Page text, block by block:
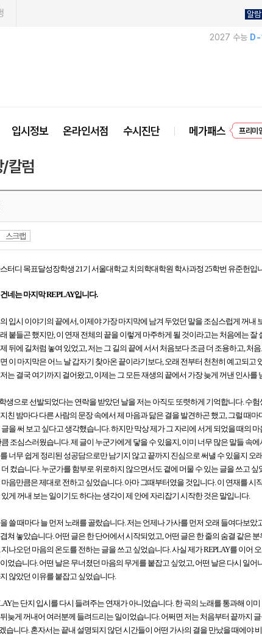
알
2027 수능
메가스터디
입시정보 온라인서점 수시진단 메가패스
/칼럼
스크랩
터디 목표달성장학생 21기 서울대학교 치의학대학원 학사과정 25학번 유준헌입
네는 마지막 REPLAY입니다.
입시 이야기의 끝에서, 이제야 가장 마지막에 남겨 두었던 말을 조심스럽게 꺼내
붙들곤 했지만, 이 연재 전체의 끝을 이렇게 마주하게 될 것이라고는 처음에는
뒤에 길처럼 놓여 있었고, 저는 그 길의 끝에 서서 처음보다 조금 더 조용하고, 처
이 마지막은 어느 날 갑자기 찾아온 끝이라기보다, 오래 전부터 천천히 예고되고
는 결국 여기까지 걸어왔고, 이제는 그 모든 재생의 끝에서 가장 늦게 꺼낸 인사를
생으로 선발되었다는 연락을 받았던 날을 저는 아직도 또렷하게 기억합니다. 수
친 밤마다 다른 사람의 문장 속에서 제 마음과 닮은 결을 발견하곤 했고, 그럴 때
을 써 보고 싶다고 생각했습니다. 하지만 막상 제가 그 자리에 서게 되었을 때의
조심스러웠습니다. 제 글이 누군가에게 닿을 수 있을지, 이미 너무 많은 말들 속
너무 쉽게 정리된 성공담으로만 남기지 않고 끝까지 진심으로 써낼 수 있을지 오
컸습니다. 누군가를 함부로 위로하지 않으면서도 곁에 머물 수 있는 글을 쓰고
음만큼은 제대로 전하고 싶었습니다. 아마 그때부터였을 것입니다. 이 연재를 시
게 꺼내 보는 일이기도 하다는 생각이 제 안에 자리잡기 시작한 것은 말입니다.
쓸 때마다 늘 먼저 노래를 골랐습니다. 저는 언제나 가사를 먼저 오래 들여다보았
쳐 놓았습니다. 어떤 글은 한 단어에서 시작되었고, 어떤 글은 한 줄의 숨결 같은
나오던 마음의 온도를 전하는 글을 쓰고 싶었습니다. 사실 제가 REPLAY를 이어
었습니다. 어떤 날은 무너졌던 마음의 무게를 붙잡고 싶었고, 어떤 날은 다시 일
않았던 이유를 붙잡고 싶었습니다.
는 단지 입시를 다시 들려주는 연재가 아니었습니다. 한 곡의 노래를 통과해 이
늦게 꺼내어 여러분께 들려드리는 일이었습니다. 어쩌면 저는 처음부터 끝까지
습니다. 혼자서는 끝내 설명되지 않던 시간들이 어떤 가사의 결을 만났을 때에야